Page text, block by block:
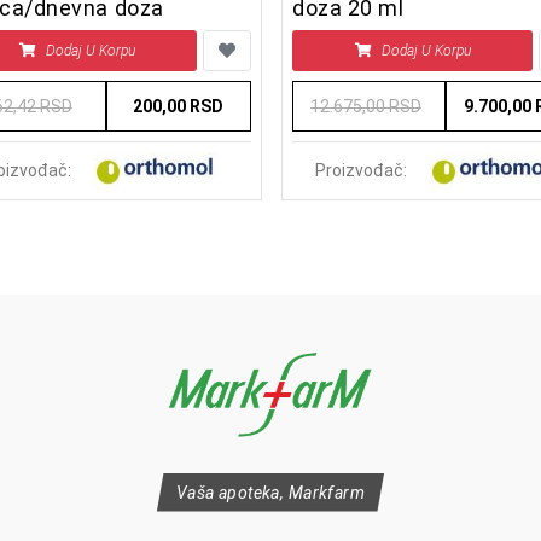
dnevna doza
Dodaj U Korpu
RSD 200,00 RSD
doza 20 ml
Dodaj U Korpu
12.675,00 RSD 9.700,00
Proizvođač:
Vaša apoteka, Markfarm